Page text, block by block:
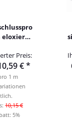
eloxiert
Preis:
€*
1 m
10,15 €
5%